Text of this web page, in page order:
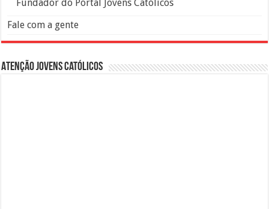
Fundador do Portal Jovens Católicos
Fale com a gente
Atenção Jovens Católicos